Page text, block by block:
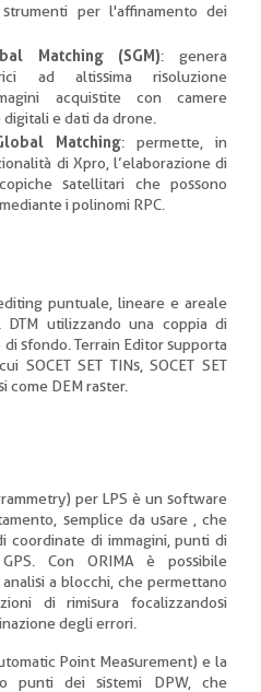
per l'affinamento dei
Matching (SGM): genera
ad altissima risoluzione
acquistite con camere
e dati da drone.
Matching: permette, in
di Xpro, l’elaborazione di
satellitari che possono
i polinomi RPC.
puntuale, lineare e areale
utilizzando una coppia di
sfondo. Terrain Editor supporta
SOCET SET TINs, SOCET SET
come DEM raster.
per LPS è un software
semplice da usare , che
coordinate di immagini, punti di
Con ORIMA è possibile
a blocchi, che permettano
di rimisura focalizzandosi
degli errori.
Point Measurement) e la
punti dei sistemi DPW, che